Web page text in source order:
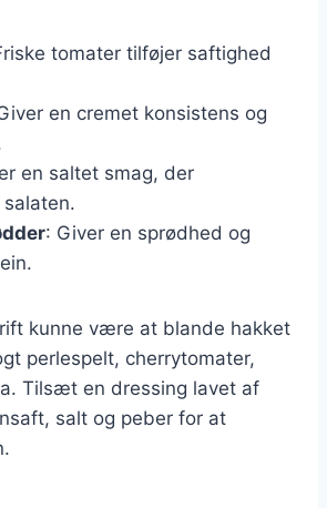
tomater tilføjer saftighed
en cremet konsistens og
en saltet smag, der
: Giver en sprødhed og
kunne være at blande hakket
perlespelt, cherrytomater,
Tilsæt en dressing lavet af
salt og peber for at